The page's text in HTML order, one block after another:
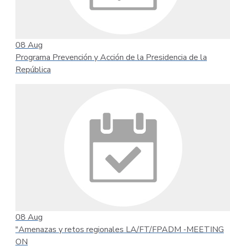
08 Aug
Programa Prevención y Acción de la Presidencia de la
República
08 Aug
"Amenazas y retos regionales LA/FT/FPADM -MEETING
ON